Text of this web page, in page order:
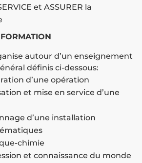
et ASSURER la
autour d’un enseignement
définis ci-dessous:
d’une opération
et mise en service d’une
d’une installation
chimie
et connaissance du monde